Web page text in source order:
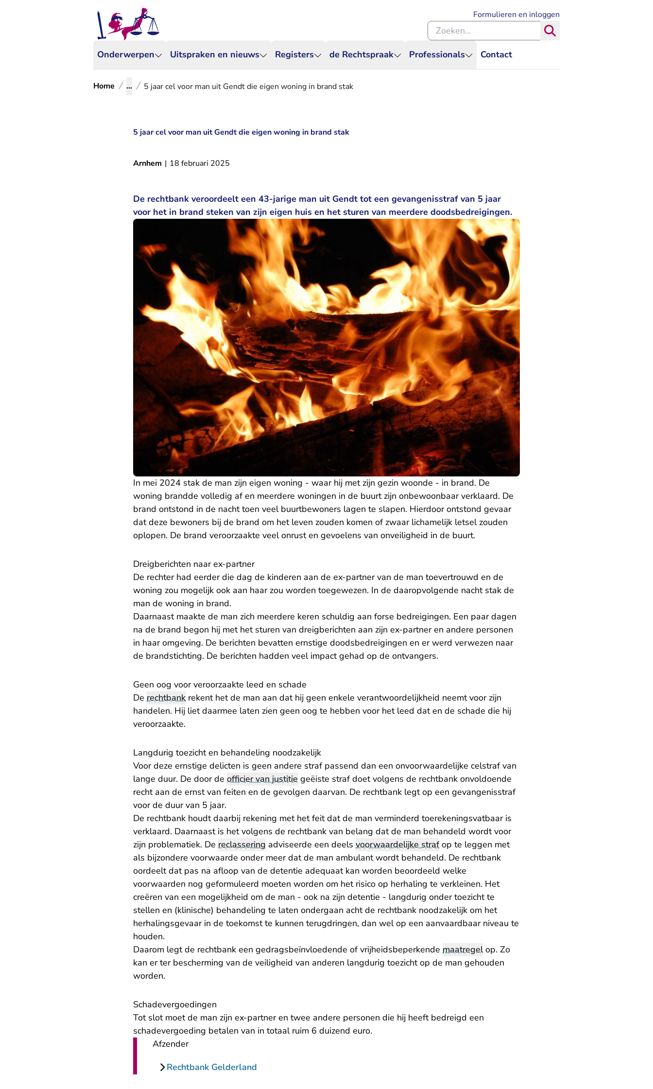
Onderwerpen Uitspraken en nieuws Registers de Rechtspraak Professionals Contact
Formulieren en inloggen
Zoeken binnen de Rechtspraak
Home ... 5 jaar cel voor man uit Gendt die eigen woning in brand stak
5 jaar cel voor man uit Gendt die eigen woning in brand stak
Arnhem | 18 februari 2025
De rechtbank veroordeelt een 43-jarige man uit Gendt tot een gevangenisstraf van 5 jaar
voor het in brand steken van zijn eigen huis en het sturen van meerdere doodsbedreigingen.
In mei 2024 stak de man zijn eigen woning - waar hij met zijn gezin woonde - in brand. De
woning brandde volledig af en meerdere woningen in de buurt zijn onbewoonbaar verklaard. De
brand ontstond in de nacht toen veel buurtbewoners lagen te slapen. Hierdoor ontstond gevaar
dat deze bewoners bij de brand om het leven zouden komen of zwaar lichamelijk letsel zouden
oplopen. De brand veroorzaakte veel onrust en gevoelens van onveiligheid in de buurt.
Dreigberichten naar ex-partner
De rechter had eerder die dag de kinderen aan de ex-partner van de man toevertrouwd en de
woning zou mogelijk ook aan haar zou worden toegewezen. In de daaropvolgende nacht stak de
man de woning in brand.
Daarnaast maakte de man zich meerdere keren schuldig aan forse bedreigingen. Een paar dagen
na de brand begon hij met het sturen van dreigberichten aan zijn ex-partner en andere personen
in haar omgeving. De berichten bevatten ernstige doodsbedreigingen en er werd verwezen naar
de brandstichting. De berichten hadden veel impact gehad op de ontvangers.
Geen oog voor veroorzaakte leed en schade
De rechtbank rekent het de man aan dat hij geen enkele verantwoordelijkheid neemt voor zijn
handelen. Hij liet daarmee laten zien geen oog te hebben voor het leed dat en de schade die hij
veroorzaakte.
Langdurig toezicht en behandeling noodzakelijk
Voor deze ernstige delicten is geen andere straf passend dan een onvoorwaardelijke celstraf van
lange duur. De door de officier van justitie geëiste straf doet volgens de rechtbank onvoldoende
recht aan de ernst van feiten en de gevolgen daarvan. De rechtbank legt op een gevangenisstraf
voor de duur van 5 jaar.
De rechtbank houdt daarbij rekening met het feit dat de man verminderd toerekeningsvatbaar is
verklaard. Daarnaast is het volgens de rechtbank van belang dat de man behandeld wordt voor
zijn problematiek. De reclassering adviseerde een deels voorwaardelijke strafop te leggen met
als bijzondere voorwaarde onder meer dat de man ambulant wordt behandeld. De rechtbank
oordeelt dat pas na afloop van de detentie adequaat kan worden beoordeeld welke
voorwaarden nog geformuleerd moeten worden om het risico op herhaling te verkleinen. Het
creëren van een mogelijkheid om de man - ook na zijn detentie - langdurig onder toezicht te
stellen en (klinische) behandeling te laten ondergaan acht de rechtbank noodzakelijk om het
herhalingsgevaar in de toekomst te kunnen terugdringen, dan wel op een aanvaardbaar niveau te
houden.
Daarom legt de rechtbank een gedragsbeïnvloedende of vrijheidsbeperkende maatregelop. Zo
kan er ter bescherming van de veiligheid van anderen langdurig toezicht op de man gehouden
worden.
Schadevergoedingen
Tot slot moet de man zijn ex-partner en twee andere personen die hij heeft bedreigd een
schadevergoeding betalen van in totaal ruim 6 duizend euro.
Afzender
Rechtbank Gelderland